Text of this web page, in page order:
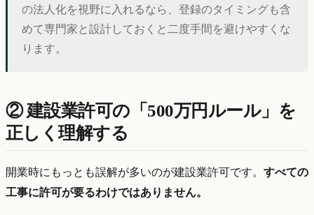
の法人化を視野に入れるなら、登録のタイミングも含
めて専門家と設計しておくと二度手間を避けやすくな
ります。
② 建設業許可の「500万円ルール」を
正しく理解する
開業時にもっとも誤解が多いのが建設業許可です。 すべての
工事に許可が要るわけではありません。